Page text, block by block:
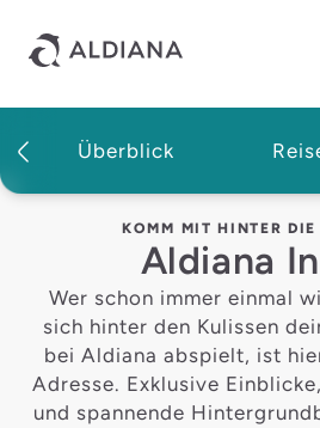
Überblick
Magazin
KOMM MIT HINTER DIE
Aldiana
Wer schon immer einmal
sich hinter den Kulissen
bei Aldiana abspielt, ist
Adresse. Exklusive
und spannende